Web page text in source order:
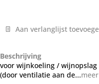
Aan verlanglijst
Beschrijving
voor wijnkoeling /
(door ventilatie aan de...meer